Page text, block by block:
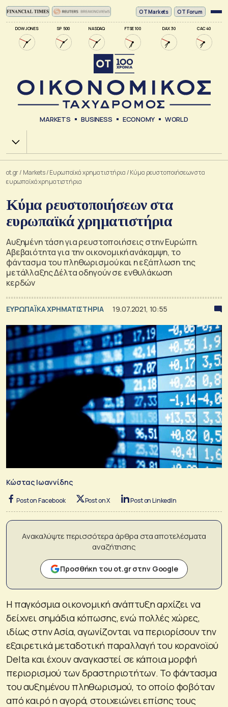
DOW JONES SP 500 NASDAQ FTSE 100 DAX 30 CAC 40
ΟΤ Markets OT Forum
MARKETS BUSINESS ECONOMY WORLD
Χ.Α.
ot.gr/ Markets/Ευρωπαϊκά χρηματιστήρια /Κύμα ρευστοποιήσεων στα
ευρωπαϊκά χρηματιστήρια
Κύμα ρευστοποιήσεων στα
ευρωπαϊκά χρηματιστήρια
Αυξημένη τάση για ρευστοποιήσεις στην Ευρώπη.
Αβεβαιότητα για την οικονομική ανάκαμψη, το
φάντασμα του πληθωρισμού και η εξάπλωση της
μετάλλαξης Δέλτα οδηγούν σε ενθυλάκωση
κερδών
ΕΥΡΩΠΑΪΚΑ ΧΡΗΜΑΤΙΣΤΗΡΙΑ 19.07.2021, 10:55
Κώστας Ιωαννίδης
Post on Facebook Post on X Post on LinkedIn
Ανακαλύψτε περισσότερα άρθρα στα αποτελέσματα
αναζήτησης
Προσθήκη του ot.gr στην Google
Η παγκόσμια οικονομική ανάπτυξη αρχίζει να
δείχνει σημάδια κόπωσης, ενώ πολλές χώρες,
ιδίως στην Ασία, αγωνίζονται να περιορίσουν την
εξαιρετικά μεταδοτική παραλλαγή του κορανοϊού
Delta και έχουν αναγκαστεί σε κάποια μορφή
περιορισμού των δραστηριοτήτων. Το φάντασμα
του αυξημένου πληθωρισμού, το οποίο φοβόταν
από καιρό η αγορά, στοιχειώνει επίσης τους